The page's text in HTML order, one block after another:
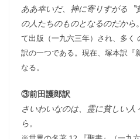
ああ幸いだ、神に寄りすがる
の人たちのものとなるのだから
て出版（一九六三年）され、多く
訳の一つである。現在、塚本訳『
なる。
③前田護郎訳
さいわいなのは、霊に貧しい
ら。